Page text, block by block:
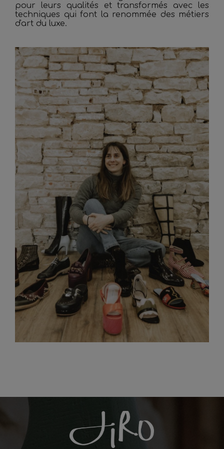
pour leurs qualités et transformés avec les
techniques qui font la renommée des métiers
d'art du luxe.